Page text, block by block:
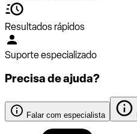
Resultados rápidos
Suporte especializado
Precisa de ajuda?
Falar com especialista